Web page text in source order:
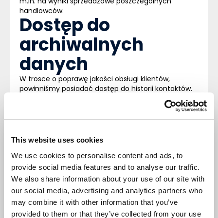
This website uses cookies
We use cookies to personalise content and ads, to
provide social media features and to analyse our traffic.
We also share information about your use of our site with
our social media, advertising and analytics partners who
may combine it with other information that you’ve
provided to them or that they’ve collected from your use
handlowców.
Dostęp do
archiwalnych
danych
W trosce o poprawę jakości obsługi klientów,
powinniśmy posiadać dostęp do historii kontaktów.
umożliwiają
sprawdzenie informacji dotyczących m.in. przebiegu
przeszłych rozmów, które nierzadko stanowią punkt
to opracowanie odpowiedniej strategii, a także
nieobecności któregoś z handlowców.
Wykonywanie
zadań masowych
Podczas przeglądu funkcjonalności systemów
warto zwrócić uwagę na możliwość grupowania